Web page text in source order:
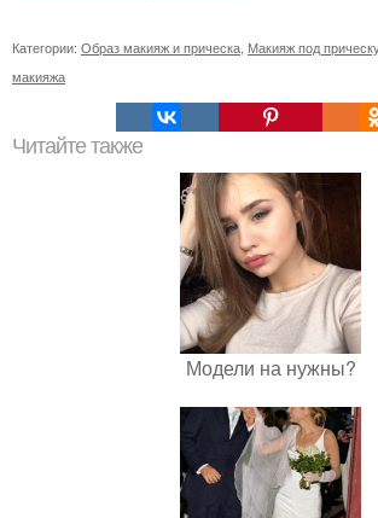
Категории: Образ макияж и прическа Макияж под
макияжа
Читайте также
Модели на нужны?